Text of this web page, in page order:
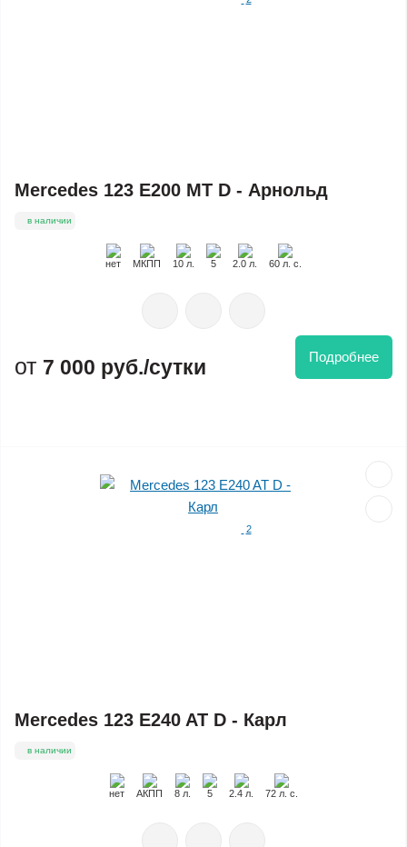
Mercedes 123 E200 MT D - Арнольд
в наличии
нет MКПП 10 л. 5 2.0 л. 60 л. с.
7 000 руб./сутки Подробнее
2
Mercedes 123 E240 AT D - Карл
в наличии
нет АКПП 8 л. 5 2.4 л. 72 л. с.